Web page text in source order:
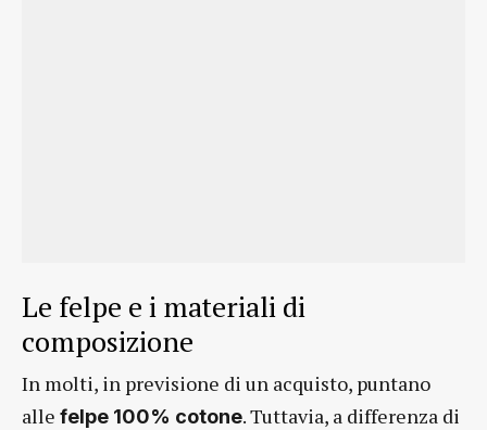
Le felpe e i materiali di
composizione
In molti, in previsione di un acquisto, puntano
alle felpe 100% cotone. Tuttavia, a differenza di